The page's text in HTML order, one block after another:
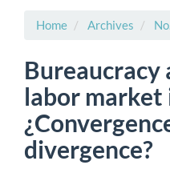
Home Archives
Bureaucracy
labor market
divergence?